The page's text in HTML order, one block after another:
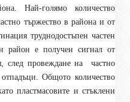
Най-голямо количество
тържество в района и от
труднодостъпен частен
район е получен сигнал от
след провеждане на
частно
Общото количество
пластмасовите и стъклени